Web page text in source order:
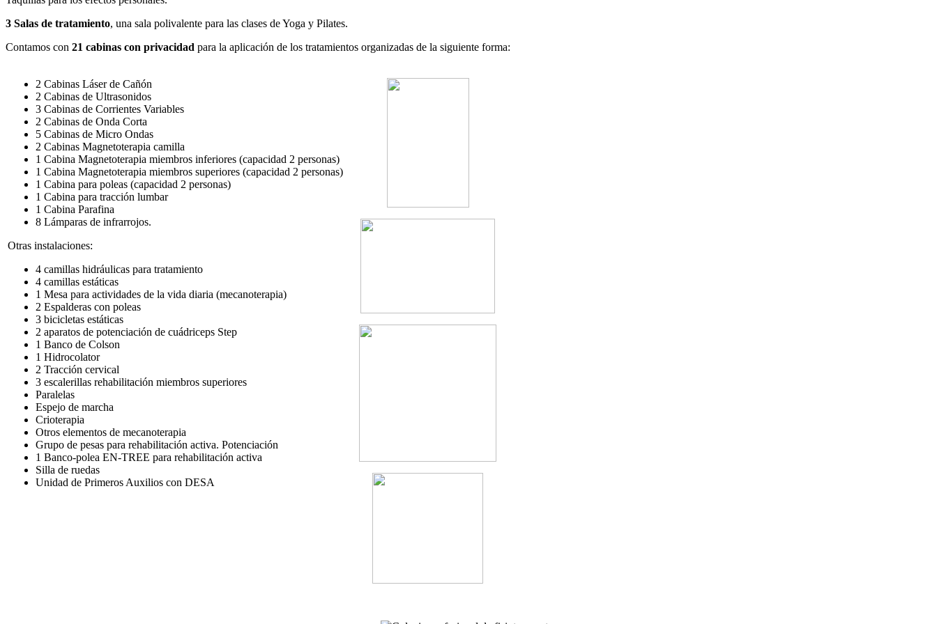
3 Salas de tratamiento, una sala polivalente para las clases de Yoga y Pilates.
Contamos con 21 cabinas con privacidad para la aplicación de los tratamientos organizadas de la siguiente forma:
2 Cabinas Láser de Cañón
2 Cabinas de Ultrasonidos
3 Cabinas de Corrientes Variables
2 Cabinas de Onda Corta
5 Cabinas de Micro Ondas
2 Cabinas Magnetoterapia camilla
1 Cabina Magnetoterapia miembros inferiores (capacidad 2 personas)
1 Cabina Magnetoterapia miembros superiores (capacidad 2 personas)
1 Cabina para poleas (capacidad 2 personas)
1 Cabina para tracción lumbar
1 Cabina Parafina
8 Lámparas de infrarrojos.
Otras instalaciones:
4 camillas hidráulicas para tratamiento
4 camillas estáticas
1 Mesa para actividades de la vida diaria (mecanoterapia)
2 Espalderas con poleas
3 bicicletas estáticas
2 aparatos de potenciación de cuádriceps Step
1 Banco de Colson
1 Hidrocolator
2 Tracción cervical
3 escalerillas rehabilitación miembros superiores
Paralelas
Espejo de marcha
Crioterapia
Otros elementos de mecanoterapia
Grupo de pesas para rehabilitación activa. Potenciación
1 Banco-polea EN-TREE para rehabilitación activa
Silla de ruedas
Unidad de Primeros Auxilios con DESA